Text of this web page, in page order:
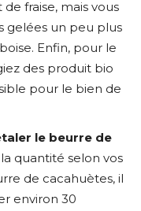
fraise, mais vous
gelées un peu plus
Enfin, pour le
des produit bio
pour le bien de
le beurre de
quantité selon vos
de cacahuètes, il
environ 30